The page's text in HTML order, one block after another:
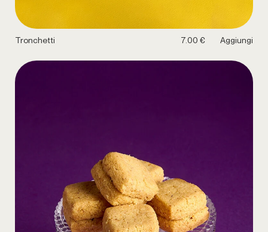
Tronchetti 7.00 € Aggiungi